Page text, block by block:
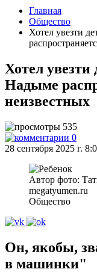
Главная
Общество
Хотел увезти
Хотел увезти
Надыме
неизвестных
535
0
28 сентября 2025 г.
Автор фото:
megatyumen.ru
Общество
Он, якобы,
в машинки"